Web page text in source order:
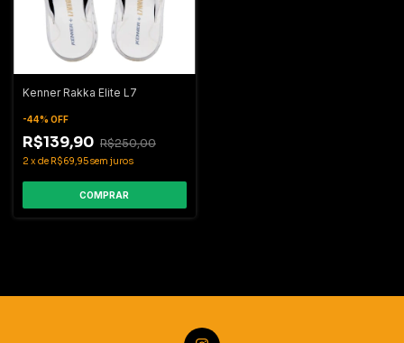
Kenner Rakka Elite L7
-44% OFF
R$139,90 R$250,00
2 x de R$69,95sem juros
COMPRAR